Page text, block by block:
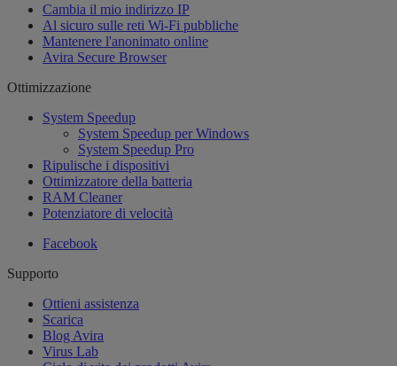
Cambia il mio indirizzo IP
Al sicuro sulle reti Wi-Fi pubbliche
Mantenere l'anonimato online
Avira Secure Browser
Ottimizzazione
System Speedup
System Speedup per Windows
System Speedup Pro
Ripulische i dispositivi
Ottimizzatore della batteria
RAM Cleaner
Potenziatore di velocità
Facebook
Supporto
Ottieni assistenza
Scarica
Blog Avira
Virus Lab